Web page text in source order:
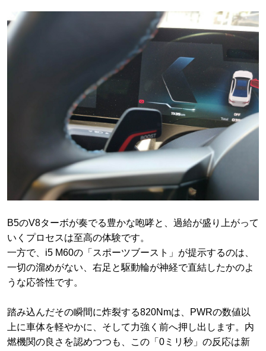
​B5のV8ターボが奏でる豊かな咆哮と、過給が盛り上がって
いくプロセスは至高の体験です。
一方で、i5 M60の「スポーツブースト」が提示するのは、
一切の溜めがない、右足と駆動輪が神経で直結したかのよ
うな応答性です。
踏み込んだその瞬間に炸裂する820Nmは、PWRの数値以
上に車体を軽やかに、そして力強く前へ押し出します。内
燃機関の良さを認めつつも、この「0ミリ秒」の反応は新